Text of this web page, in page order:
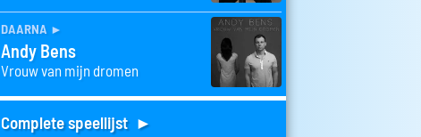
daarna ►
Andy Bens
Vrouw van mijn dromen
Complete speellijst ►